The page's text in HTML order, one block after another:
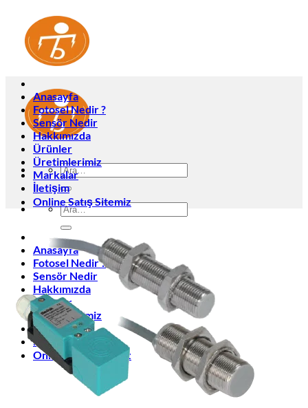
Ara:
Ara:
Anasayfa
Fotosel Nedir ?
Sensör Nedir
Hakkımızda
Ürünler
Üretimlerimiz
Markalar
İletişim
Online Satış Sitemiz
Anasayfa
Fotosel Nedir ?
Sensör Nedir
Hakkımızda
Ürünler
Üretimlerimiz
Markalar
İletişim
Online Satış Sitemiz